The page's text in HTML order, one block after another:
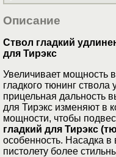
Описание
Ствол гладкий
для Тирэкс
Увеличивает мощность
гладкого тюнинг ствола
прицельная дальность
для Тирэкс изменяют в
мощности, чтобы
гладкий для Тирэкс
особенность. Насадка в
пистолету более